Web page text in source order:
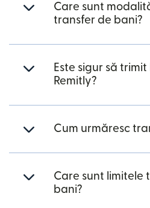
Care sunt
transfer de bani?
Este sigur să
Remitly?
Cum urmăresc
Care sunt limitele
bani?